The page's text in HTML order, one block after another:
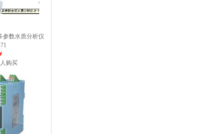
参数水质分析仪
购买